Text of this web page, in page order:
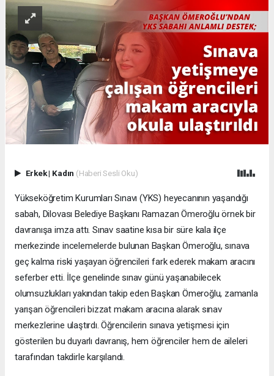
Erkek| Kadın (Haberi Sesli Oku)
Yükseköğretim Kurumları Sınavı (YKS) heyecanının yaşandığı
sabah, Dilovası Belediye Başkanı Ramazan Ömeroğlu örnek bir
davranışa imza attı. Sınav saatine kısa bir süre kala ilçe
merkezinde incelemelerde bulunan Başkan Ömeroğlu, sınava
geç kalma riski yaşayan öğrencileri fark ederek makam aracını
seferber etti. İlçe genelinde sınav günü yaşanabilecek
olumsuzlukları yakından takip eden Başkan Ömeroğlu, zamanla
yarışan öğrencileri bizzat makam aracına alarak sınav
merkezlerine ulaştırdı. Öğrencilerin sınava yetişmesi için
gösterilen bu duyarlı davranış, hem öğrenciler hem de aileleri
tarafından takdirle karşılandı.